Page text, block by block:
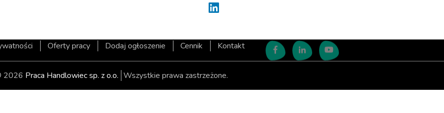
Oferty pracy Dodaj ogłoszenie Cennik Kontakt
2026 Praca Handlowiec sp. z o.o. Wszystkie prawa zastrzeżone.